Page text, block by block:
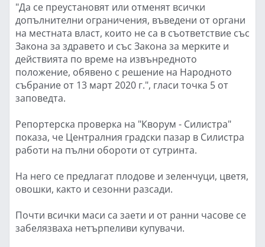
"Да се преустановят или отменят всички
допълнителни ограничения, въведени от органи
на местната власт, които не са в съответствие със
Закона за здравето и със Закона за мерките и
действията по време на извънредното
положение, обявено с решение на Народното
събрание от 13 март 2020 г.", гласи точка 5 от
заповедта.
Репортерска проверка на "Кворум - Силистра"
показа, че Централния градски пазар в Силистра
работи на пълни обороти от сутринта.
На него се предлагат плодове и зеленчуци, цветя,
овошки, както и сезонни разсади.
Почти всички маси са заети и от ранни часове се
забелязваха нетърпеливи купувачи.